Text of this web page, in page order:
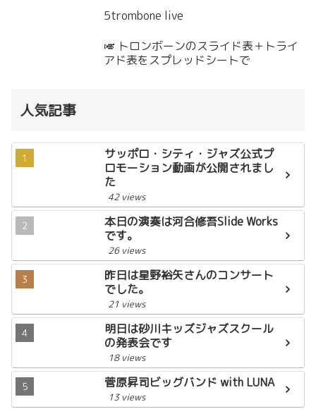
5trombone live
🎺 トロンボーンのスライド表＋トライ
アド表をスプレッドシートで
人気記事
サッポロ・シティ・ジャズ公式プ
ロモーション動画が公開されまし
た
42 views
本日の演奏は河合修吾Slide Works
です。
26 views
昨日は星野裕矢さんのコンサート
でした。
21 views
明日は砂川キッズジャズスクール
の発表会です
18 views
菅原昇司ビッグバンド with LUNA
13 views